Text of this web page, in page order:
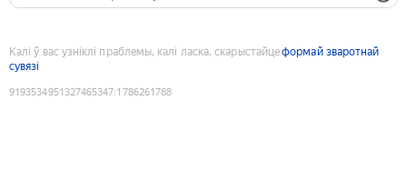
Калі ў вас узніклі праблемы, калі ласка, скарыстайцеформай зваротнай
сувязі
9193534951327465347:1786261788